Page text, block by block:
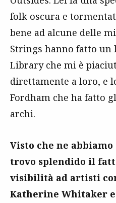
folk oscura e
bene ad alcune delle
Strings hanno fatto un
Library che mi è
direttamente a loro, e
Fordham che ha fatto
archi.
Visto che ne
trovo splendido il
visibilità ad artisti
Katherine Whitaker